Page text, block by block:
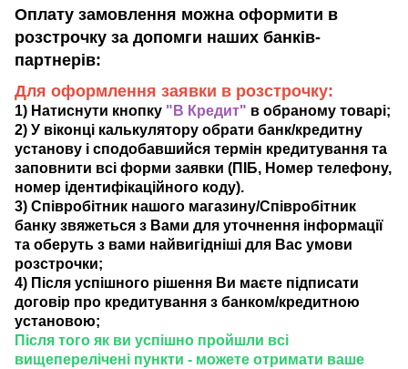
Оплату замовлення можна оформити в
розстрочку за допомги наших банків-
партнерів:
Для оформлення заявки в розстрочку:
1) Натиснути кнопку "В Кредит" в обраному товарі;
2) У віконці калькулятору обрати банк/кредитну
установу і сподобавшийся термін кредитування та
заповнити всі форми заявки (ПІБ, Номер телефону,
номер ідентифікаційного коду).
3) Співробітник нашого магазину/Співробітник
банку звяжеться з Вами для уточнення інформації
та оберуть з вами найвигідніші для Вас умови
розстрочки;
4) Після успішного рішення Ви маєте підписати
договір про кредитування з банком/кредитною
установою;
Після того як ви успішно пройшли всі
вищеперелічені пункти - можете отримати ваше